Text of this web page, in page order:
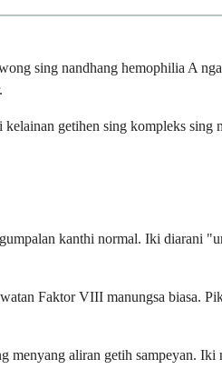
sing nandhang hemophilia A
getihen sing kompleks
kanthi normal. Iki diarani
Faktor VIII manungsa biasa.
aliran getih sampeyan.